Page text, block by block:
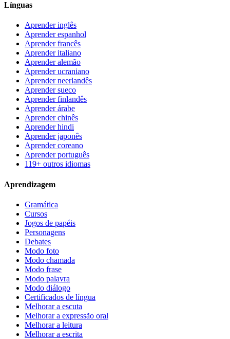
Línguas
Aprender inglês
Aprender espanhol
Aprender francês
Aprender italiano
Aprender alemão
Aprender ucraniano
Aprender neerlandês
Aprender sueco
Aprender finlandês
Aprender árabe
Aprender chinês
Aprender hindi
Aprender japonês
Aprender coreano
Aprender português
119+ outros idiomas
Aprendizagem
Gramática
Cursos
Jogos de papéis
Personagens
Debates
Modo foto
Modo chamada
Modo frase
Modo palavra
Modo diálogo
Certificados de língua
Melhorar a escuta
Melhorar a expressão oral
Melhorar a leitura
Melhorar a escrita